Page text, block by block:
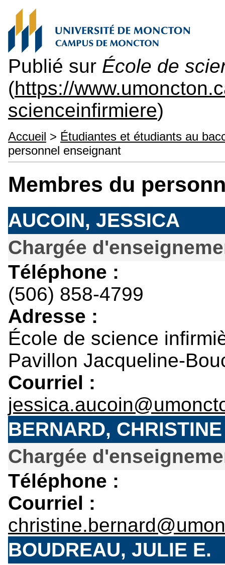
Publié sur École de
(https://
scienceinfirmiere)
Accueil > Étudiantes et étudiants au
personnel enseignant
Membres du
AUCOIN, JESSICA
Chargée
Téléphone :
(506) 858-4799
Adresse :
École de science
Pavillon Jacqueline-
Courriel :
BERNARD, CHRISTINE
Chargée
Téléphone :
Courriel :
BOUDREAU, JULIE E.